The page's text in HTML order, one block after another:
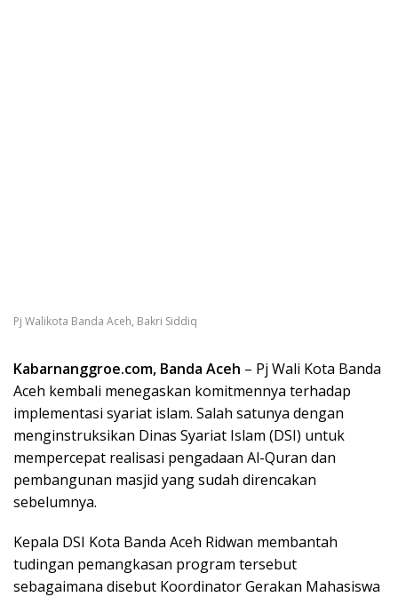
Pj Walikota Banda Aceh, Bakri Siddiq
Kabarnanggroe.com, Banda Aceh – Pj Wali Kota Banda
Aceh kembali menegaskan komitmennya terhadap
implementasi syariat islam. Salah satunya dengan
menginstruksikan Dinas Syariat Islam (DSI) untuk
mempercepat realisasi pengadaan Al-Quran dan
pembangunan masjid yang sudah direncakan
sebelumnya.
Kepala DSI Kota Banda Aceh Ridwan membantah
tudingan pemangkasan program tersebut
sebagaimana disebut Koordinator Gerakan Mahasiswa